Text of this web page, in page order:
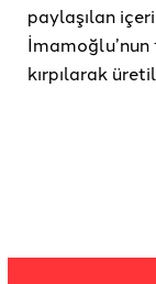
paylaşılan
kırpılarak